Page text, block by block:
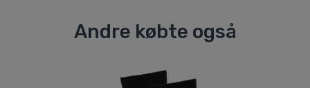
Andre købte også